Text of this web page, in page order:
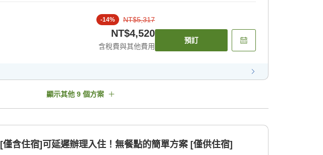
-14% NT$5,317
NT$4,520
含稅費與其他費用
預訂
顯示其他 9 個方案
[僅含住宿]可延遲辦理入住！無餐點的簡單方案 [僅供住宿]